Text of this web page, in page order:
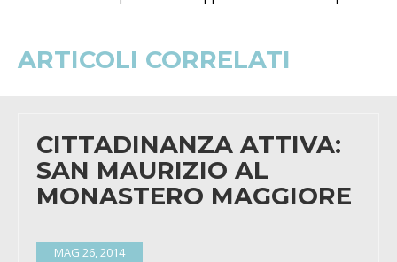
ARTICOLI CORRELATI
CITTADINANZA ATTIVA:
SAN MAURIZIO AL
MONASTERO MAGGIORE
MAG 26, 2014